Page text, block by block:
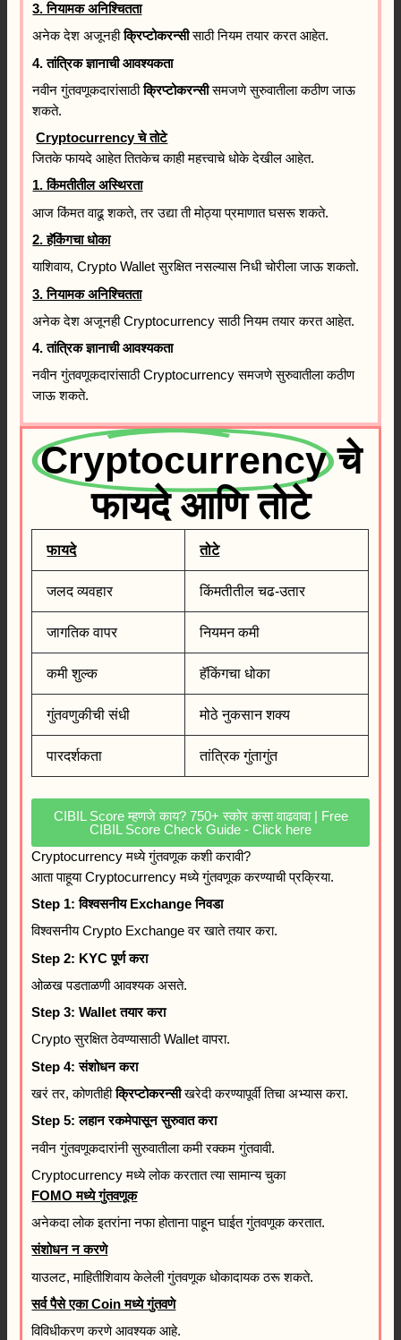
3. नियामक अनिश्चितता
अनेक देश अजूनहीक्रिप्टोकरन्सीसाठी नियम तयार करत आहेत.
4. तांत्रिक ज्ञानाची आवश्यकता
नवीन गुंतवणूकदारांसाठीक्रिप्टोकरन्सीसमजणे सुरुवातीला कठीण जाऊ
शकते.
Cryptocurrency चे तोटे
जितके फायदे आहेत तितकेच काही महत्त्वाचे धोके देखील आहेत.
1. किंमतीतील अस्थिरता
आज किंमत वाढू शकते, तर उद्या ती मोठ्या प्रमाणात घसरू शकते.
2. हॅकिंगचा धोका
याशिवाय, Crypto Wallet सुरक्षित नसल्यास निधी चोरीला जाऊ शकतो.
3. नियामक अनिश्चितता
अनेक देश अजूनही Cryptocurrency साठी नियम तयार करत आहेत.
4. तांत्रिक ज्ञानाची आवश्यकता
नवीन गुंतवणूकदारांसाठी Cryptocurrency समजणे सुरुवातीला कठीण
जाऊ शकते.
Cryptocurrency चे
फायदे आणि तोटे
फायदे तोटे
जलद व्यवहार किंमतीतील चढ-उतार
जागतिक वापर नियमन कमी
कमी शुल्क हॅकिंगचा धोका
गुंतवणुकीची संधी मोठे नुकसान शक्य
पारदर्शकता तांत्रिक गुंतागुंत
CIBIL Score म्हणजे काय? 750+ स्कोर कसा वाढवावा | Free
CIBIL Score Check Guide - Click here
Cryptocurrency मध्ये गुंतवणूक कशी करावी?
आता पाहूया Cryptocurrency मध्ये गुंतवणूक करण्याची प्रक्रिया.
Step 1: विश्वसनीय Exchange निवडा
विश्वसनीय Crypto Exchange वर खाते तयार करा.
Step 2: KYC पूर्ण करा
ओळख पडताळणी आवश्यक असते.
Step 3: Wallet तयार करा
Crypto सुरक्षित ठेवण्यासाठी Wallet वापरा.
Step 4: संशोधन करा
खरं तर, कोणतीहीक्रिप्टोकरन्सीखरेदी करण्यापूर्वी तिचा अभ्यास करा.
Step 5: लहान रकमेपासून सुरुवात करा
नवीन गुंतवणूकदारांनी सुरुवातीला कमी रक्कम गुंतवावी.
Cryptocurrency मध्ये लोक करतात त्या सामान्य चुका
FOMO मध्ये गुंतवणूक
अनेकदा लोक इतरांना नफा होताना पाहून घाईत गुंतवणूक करतात.
संशोधन न करणे
याउलट, माहितीशिवाय केलेली गुंतवणूक धोकादायक ठरू शकते.
सर्व पैसे एका Coin मध्ये गुंतवणे
विविधीकरण करणे आवश्यक आहे.